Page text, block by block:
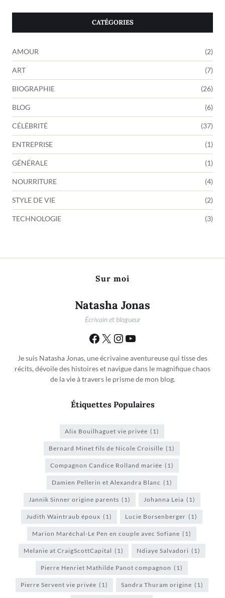
CATÉGORIES
AMOUR (2)
ART (7)
BIOGRAPHIE (26)
BLOG (6)
CÉLÉBRITÉ (37)
ENTREPRISE (1)
GÉNÉRALE (1)
NOURRITURE (4)
STYLE DE VIE (2)
TECHNOLOGIE (3)
Sur moi
Natasha Jonas
Écrivain et blogueur
Je suis Natasha Jonas, une écrivaine aventureuse qui tisse des
récits, dévoile des histoires et navigue dans le magnifique chaos
de la vie à travers le prisme de mon blog.
Étiquettes Populaires
Alix Bouilhaguet vie privée (1)
Bernard Minet fils de Nicole Croisille (1)
Compagnon Candice Rolland mariée (1)
Damien Pellerin et Alexandra Blanc (1)
Jannik Sinner origine parents (1) Johanna Leia (1)
Judith Waintraub époux (1) Lucie Borsenberger (1)
Marion Maréchal-Le Pen en couple avec Sofiane (1)
Melanie at CraigScottCapital (1) Ndiaye Salvadori (1)
Pierre Henriet Mathilde Panot compagnon (1)
Pierre Servent vie privée (1) Sandra Thuram origine (1)